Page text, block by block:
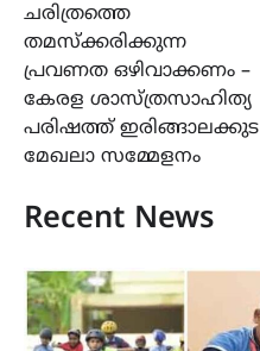
ചരിത്രത്തെ
തമസ്ക്കരിക്കുന്ന
പ്രവണത ഒഴിവാക്കണം –
കേരള ശാസ്ത്രസാഹിത്യ
പരിഷത്ത് ഇരിങ്ങാലക്കുട
മേഖലാ സമ്മേളനം
Recent News